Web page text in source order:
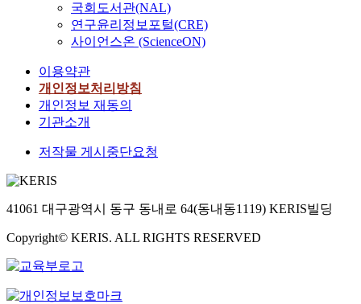
국회도서관(NAL)
연구윤리정보포털(CRE)
사이언스온 (ScienceON)
이용약관
개인정보처리방침
개인정보 재동의
기관소개
저작물 게시중단요청
41061 대구광역시 동구 동내로 64(동내동1119) KERIS빌딩
Copyright© KERIS. ALL RIGHTS RESERVED